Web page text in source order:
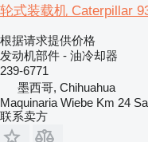
轮式装载机 Caterpillar
根据请求提供价格
发动机部件 - 油冷却器
239-6771
墨西哥, Chihuahua
Maquinaria Wiebe Km 24 Sa
联系卖方